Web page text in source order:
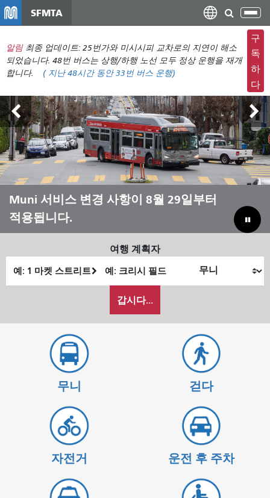
텐
츠
로
건
너
뛰
기
SFMTA
탐
색
메
뉴
전
환
알림 최종 업데이트: 25번가와 미시시피 교차로의 지연이 해소
되었습니다. 48번 버스는 상행/하행 노선 모두 정상 운행을 재개
합니다.
( 지난 48시간 동안33번 버스 운행)
구
독
하
다
아웃사이드 랜즈 8월 7일~9일
Muni 서비스 변경 사항이 8월 29일부터
적용됩니다.
Muni와 함께 여름을 보내세요
Muni를 살리기 위해 예산 부족분을 메
우기
여행 계획자
가
여
갑시다...
무니 걷다
자전거 운전 후 주차